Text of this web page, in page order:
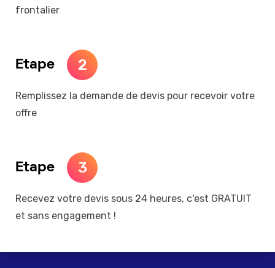
frontalier
Etape 2
Remplissez la demande de devis pour recevoir votre
offre
Etape 3
Recevez votre devis sous 24 heures, c'est GRATUIT
et sans engagement !